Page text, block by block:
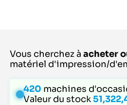
Vous cherchez à acheter
matériel d'impression/
420 machines
Valeur du stock